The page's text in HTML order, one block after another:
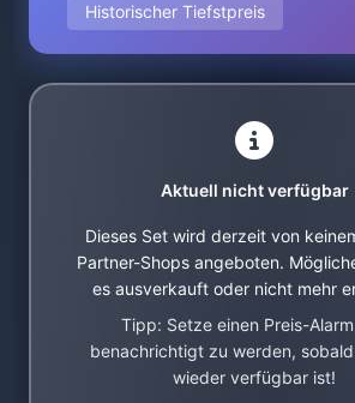
Historischer Tiefstpreis
Aktuell nicht verfügbar
Dieses Set wird derzeit von
Partner-Shops angeboten.
es ausverkauft oder nicht mehr
Tipp: Setze einen Preis-
benachrichtigt zu werden,
wieder verfügbar ist!